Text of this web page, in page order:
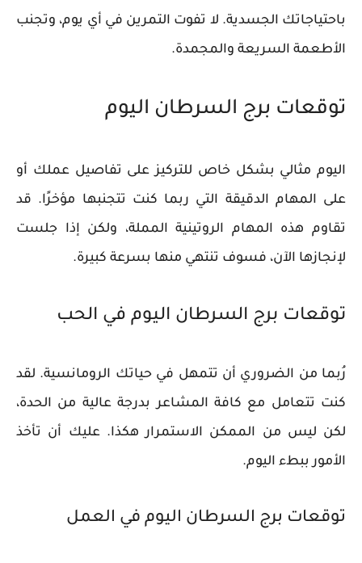
باحتياجاتك الجسدية. لا تفوت التمرين في أي يوم، وتجنب
الأطعمة السريعة والمجمدة.
توقعات برج السرطان اليوم
اليوم مثالي بشكل خاص للتركيز على تفاصيل عملك أو
على المهام الدقيقة التي ربما كنت تتجنبها مؤخرًا. قد
تقاوم هذه المهام الروتينية المملة، ولكن إذا جلست
لإنجازها الآن، فسوف تنتهي منها بسرعة كبيرة.
توقعات برج السرطان اليوم في الحب
رُبما من الضروري أن تتمهل في حياتك الرومانسية. لقد
كنت تتعامل مع كافة المشاعر بدرجة عالية من الحدة،
لكن ليس من الممكن الاستمرار هكذا. عليك أن تأخذ
الأمور ببطء اليوم.
توقعات برج السرطان اليوم في العمل